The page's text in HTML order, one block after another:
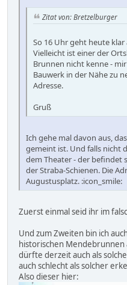
Zitat von: Bretzelburger
So 16 Uhr geht heute
Vielleicht ist einer der
Brunnen nicht kenne -
Bauwerk in der Nähe zu
Adresse.
Gruß
Ich gehe mal davon aus,
gemeint ist. Und falls nicht
dem Theater - der befindet
der Straba-Schienen. Die
Augustusplatz. :icon_smile:
Zuerst einmal seid ihr im
Und zum Zweiten bin ich
historischen
dürfte derzeit auch als
auch schlecht als solcher
Also dieser hier: